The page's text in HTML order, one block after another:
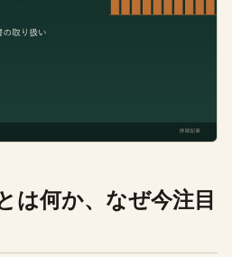
は何か、なぜ今注目